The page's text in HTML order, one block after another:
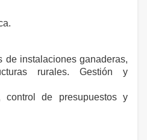
de instalaciones ganaderas,
rurales. Gestión y
control de presupuestos y